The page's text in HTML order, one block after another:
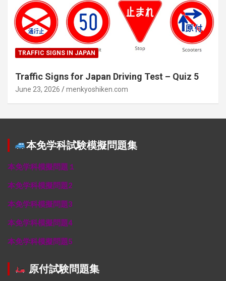
TRAFFIC SIGNS IN JAPAN
Traffic Signs for Japan Driving Test – Quiz 5
June 23, 2026 menkyoshiken.com
本免学科試験模擬問題集
本免学科模擬問題１
本免学科模擬問題2
本免学科模擬問題3
本免学科模擬問題4
本免学科模擬問題5
原付試験問題集